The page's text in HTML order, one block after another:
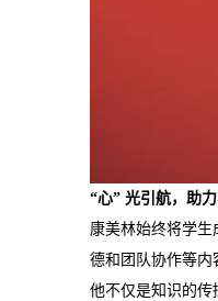
“心” 光引航，助
康美林始终将学
德和团队协作等内
他不仅是知识的传